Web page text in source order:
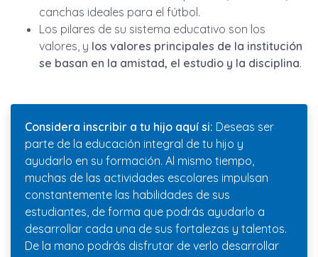
canchas ideales para el fútbol.
Los pilares de su sistema educativo son los
valores, y los valores principales de la institución
se basan en la amistad, el estudio y la disciplina.
Considera inscribir a tu hijo aquí si: Deseas ser
parte de la educación integral de tu hijo y
ayudarlo en su formación. Al mismo tiempo,
muchas de las actividades escolares impulsan
constantemente las habilidades de sus
estudiantes, de forma que podrás ayudarlo a
desarrollar cada una de sus fortalezas y talentos.
De la mano podrás disfrutar de verlo desarrollar